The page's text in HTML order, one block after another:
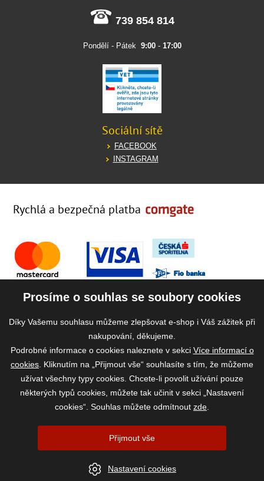
739 854 814
Pondělí - Pátek 9:00- 17:00
Sociální sítě
FACEBOOK
INSTAGRAM
Rychlá a bezpečná platba
2026 ©www.vase-krmivo.cz- Tomáš Kroupa e-shop, Kanice 307, 664 01
Brno-venkov, IČ: 75785439
Prosíme o souhlas se soubory cookies
Díky Vašemu souhlasu můžeme zlepšovat e-shop i Váš zážitek při
nakupování, děkujeme.
Podrobné informace o cookies naleznete v sekci Více informací o
cookies . Kliknutím na „Přijmout vše“ souhlasíte s tím, že můžeme
užívat všechny typy cookies. Chcete-li povolit užívání pouze
některých typů cookies, můžete tak učinit v sekci „Nastavení
cookies“. Souhlas můžete odmítnout zde
Přijmout vše
Nastavení cookies